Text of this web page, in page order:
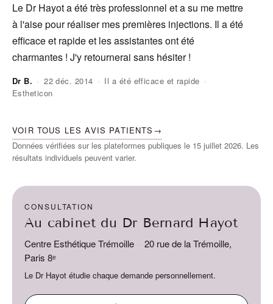
Le Dr Hayot a été très professionnel et a su me mettre
à l'aise pour réaliser mes premières injections. Il a été
efficace et rapide et les assistantes ont été
charmantes ! J'y retournerai sans hésiter !
Dr B. · 22 déc. 2014 · Il a été efficace et rapide ·
Estheticon
VOIR TOUS LES AVIS PATIENTS →
Données vérifiées sur les plateformes publiques le 15 juillet 2026. Les
résultats individuels peuvent varier.
CONSULTATION
Au cabinet du Dr Bernard Hayot
Centre Esthétique Trémoille · 20 rue de la Trémoille,
Paris 8ᵉ
Le Dr Hayot étudie chaque demande personnellement.